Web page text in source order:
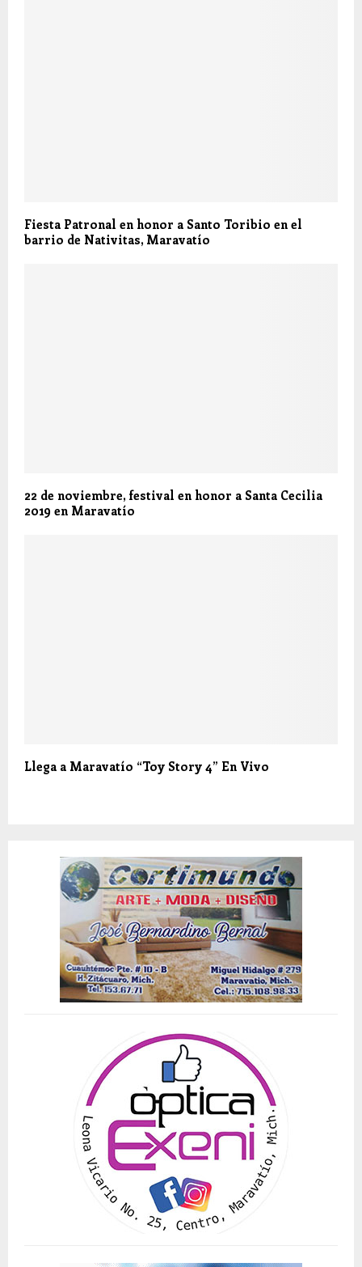
Fiesta Patronal en honor a Santo Toribio en el
barrio de Nativitas, Maravatío
22 de noviembre, festival en honor a Santa Cecilia
2019 en Maravatío
Llega a Maravatío “Toy Story 4” En Vivo